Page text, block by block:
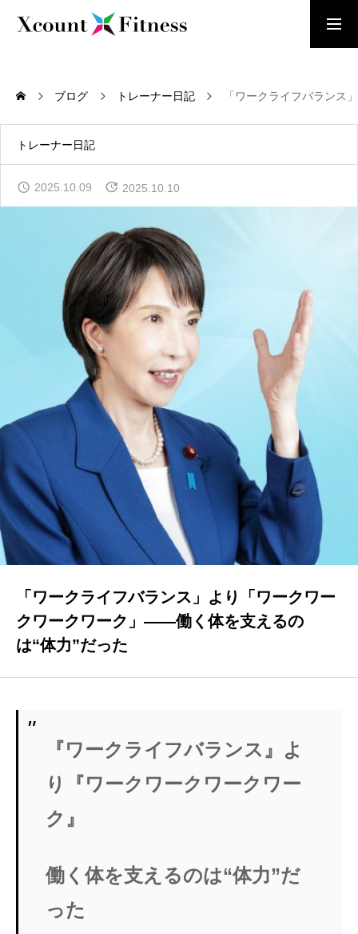
トップページ
当店について
遺伝子検査について
GENETIC TESTING
トレーナーについて
ABOUT TRAINERS
プログラム・料金
PROGRAMS & PRICING
店舗一覧
ACCESS
FAQ
よくある質問
ブログ
BLOG
お知らせ
NEWS
CONTACT US
BOOKING
ブログ トレーナー日記 「ワークライフバランス
トレーナー日記
2025.10.09 2025.10.10
「ワークライフバランス」より「ワークワー
クワークワーク」——働く体を支えるの
は“体力”だった
『ワークライフバランス』よ
り『ワークワークワークワー
ク』
働く体を支えるのは“体力”だ
った